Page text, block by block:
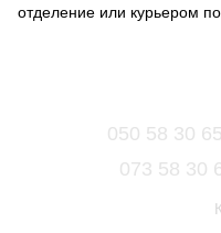
отделение или курьером
050 58 30
073 58 30